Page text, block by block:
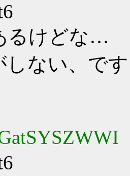
るけどな…
しない、です